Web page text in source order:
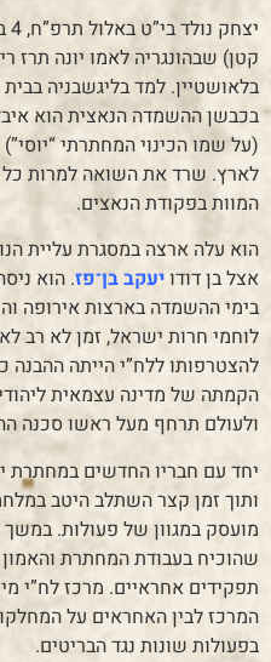
קטן) שבהונגריה לאמו יונה תרז
בלאושטיין. למד בליגשבניה
(על שמו הכינוי המחתרתי
לארץ. שרד את השואה למרות
המוות בפקודת הנאצים.
אצל בן דודויעקב בן־פז. הוא
בימי ההשמדה בארצות אירופה
לוחמי חרות ישראל, זמן לא רב
להצטרפותו ללח”י הייתה ההבנה
הקמתה של מדינה עצמאית
ולעולם תרחף מעל ראשו סכנה
יחד עם חבריו החדשים במחתרת
ותוך זמן קצר השתלב היטב
מועסק במגוון של פעולות.
שהוכיח בעבודת המחתרת והאמון
תפקידים אחראיים. מרכז לח”י
המרכז לבין האחראים על
בפעולות שונות נגד הבריטים.